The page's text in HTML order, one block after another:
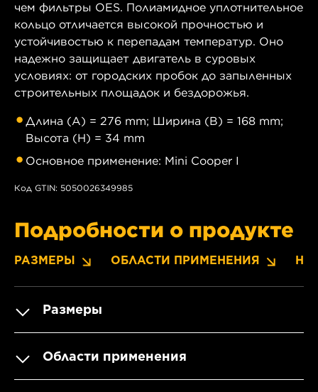
чем фильтры OES. Полиамидное уплотнительное
кольцо отличается высокой прочностью и
устойчивостью к перепадам температур. Оно
надежно защищает двигатель в суровых
условиях: от городских пробок до запыленных
строительных площадок и бездорожья.
Длина (A) = 276 mm; Ширина (B) = 168 mm;
Высота (H) = 34 mm
Основное применение: Mini Cooper I
Код GTIN: 5050026349985
Подробности о продукте
РАЗМЕРЫ ОБЛАСТИ ПРИМЕНЕНИЯ
Размеры
Области применения